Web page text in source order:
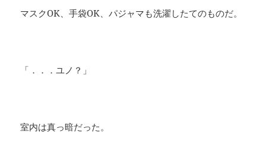
マスクOK、手袋OK、パジャマも洗濯したてのものだ。
「．．．ユノ？」
室内は真っ暗だった。